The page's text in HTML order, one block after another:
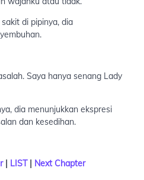
di pipinya, dia
Saya hanya senang Lady
dia menunjukkan ekspresi
dan kesedihan.
| LIST Next Chapter